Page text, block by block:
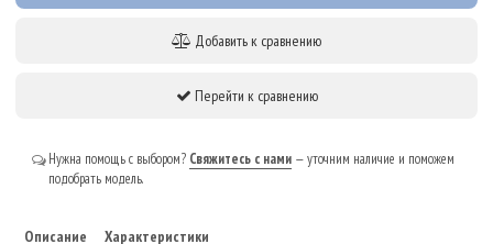
Добавить к сравнению
Перейти к сравнению
Нужна помощь с выбором? Свяжитесь с нами — уточним наличие и поможем
подобрать модель.
Описание Характеристики